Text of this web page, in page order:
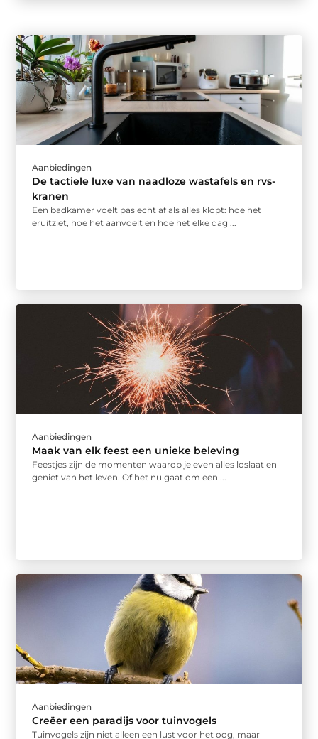
Aanbiedingen
De tactiele luxe van naadloze wastafels en rvs-
kranen
Een badkamer voelt pas echt af als alles klopt: hoe het
eruitziet, hoe het aanvoelt en hoe het elke dag ...
Aanbiedingen
Maak van elk feest een unieke beleving
Feestjes zijn de momenten waarop je even alles loslaat en
geniet van het leven. Of het nu gaat om een ...
Aanbiedingen
Creëer een paradijs voor tuinvogels
Tuinvogels zijn niet alleen een lust voor het oog, maar